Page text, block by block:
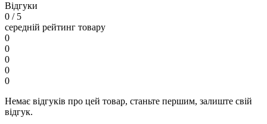
Відгуки
0 / 5
середній рейтинг товару
0
0
0
0
0
Немає відгуків про цей товар, станьте першим, залиште свій
відгук.